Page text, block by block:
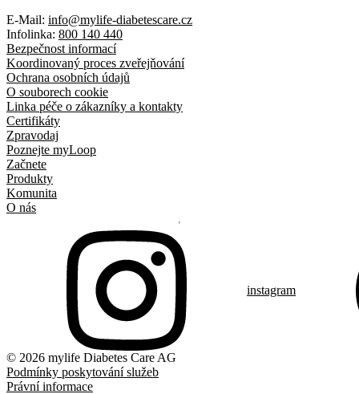
E-Mail: info@mylife-diabetescare.cz
Infolinka: 800 140 440
Bezpečnost informací
Koordinovaný proces zveřejňování
Ochrana osobních údajů
O souborech cookie
Linka péče o zákazníky a kontakty
Certifikáty
Zpravodaj
Poznejte myLoop
Začnete
Produkty
Komunita
O nás
instagram
© 2026 mylife Diabetes Care AG
Podmínky poskytování služeb
Právní informace